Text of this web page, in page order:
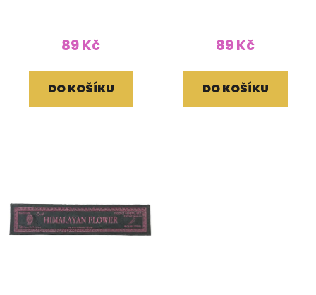
89 Kč
DO KOŠÍKU
89 Kč
DO KOŠÍKU